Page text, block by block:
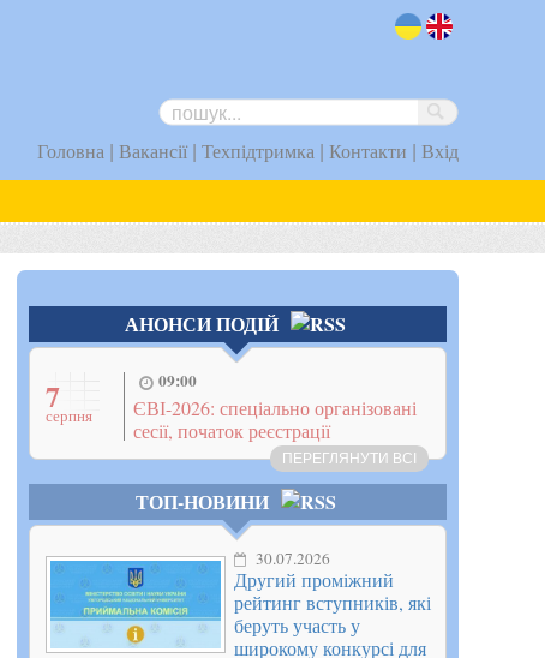
Головна | Вакансії| Техпідтримка | Контакти | Вхід
АНОНСИ ПОДІЙ
7
серпня
09:00
ЄВІ-2026: спеціально організовані
сесії, початок реєстрації
ПЕРЕГЛЯНУТИ ВСІ
ТОП-НОВИНИ
30.07.2026
Другий проміжний
рейтинг вступників, які
беруть участь у
широкому конкурсі для